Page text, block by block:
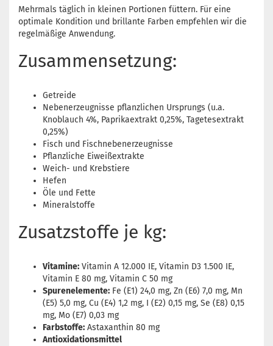
Mehrmals täglich in kleinen Portionen füttern. Für eine
optimale Kondition und brillante Farben empfehlen wir die
regelmäßige Anwendung.
Zusammensetzung:
Getreide
Nebenerzeugnisse pflanzlichen Ursprungs (u.a.
Knoblauch 4%, Paprikaextrakt 0,25%, Tagetesextrakt
0,25%)
Fisch und Fischnebenerzeugnisse
Pflanzliche Eiweißextrakte
Weich- und Krebstiere
Hefen
Öle und Fette
Mineralstoffe
Zusatzstoffe je kg:
Vitamine: Vitamin A 12.000 IE, Vitamin D3 1.500 IE,
Vitamin E 80 mg, Vitamin C 50 mg
Spurenelemente: Fe (E1) 24,0 mg, Zn (E6) 7,0 mg, Mn
(E5) 5,0 mg, Cu (E4) 1,2 mg, I (E2) 0,15 mg, Se (E8) 0,15
mg, Mo (E7) 0,03 mg
Farbstoffe: Astaxanthin 80 mg
Antioxidationsmittel